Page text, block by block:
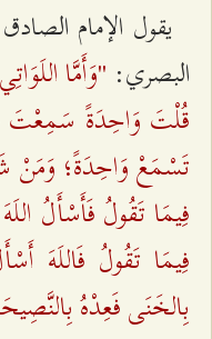
يقول الإمام
البصري: "وَأَمَّا
قُلْتَ وَاحِدَةً سَمِعْتَ
تَسْمَعْ وَاحِدَةً؛ وَمَنْ
فِيمَا تَقُولُ فَأَسْأَلُ
فِيمَا تَقُولُ فَاللَهَ
بِالخَنَى فَعِدْهُ